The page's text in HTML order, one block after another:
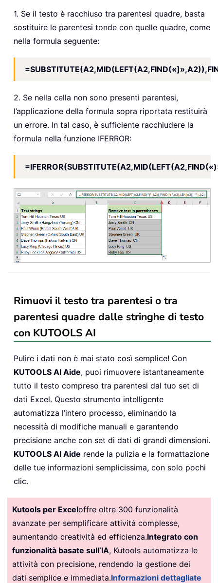
1. Se il testo è racchiuso tra parentesi quadre, basta
sostituire le parentesi tonde con quelle quadre, come
nella formula seguente:
2. Se nella cella non sono presenti parentesi,
l’applicazione della formula sopra riportata restituirà
un errore. In tal caso, è sufficiente racchiudere la
formula nella funzione IFERROR:
Rimuovi il testo tra parentesi o tra
parentesi quadre dalle stringhe di testo
con KUTOOLS AI
Pulire i dati non è mai stato così semplice! Con
KUTOOLS AI Aide, puoi rimuovere istantaneamente
tutto il testo compreso tra parentesi dal tuo set di
dati Excel. Questo strumento intelligente
automatizza l’intero processo, eliminando la
necessità di modifiche manuali e garantendo
precisione anche con set di dati di grandi dimensioni.
KUTOOLS AI Aide rende la pulizia e la formattazione
delle tue informazioni semplicissima, con solo pochi
clic.
Kutools per Exceloffre oltre 300 funzionalità
avanzate per semplificare attività complesse,
aumentando creatività ed efficienza.Integrato con
funzionalità basate sull’IA, Kutools automatizza le
attività con precisione, rendendo la gestione dei
dati semplice e immediata.Informazioni dettagliate